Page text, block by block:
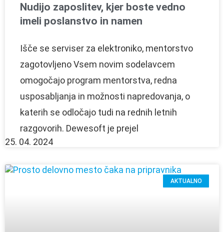
Nudijo zaposlitev, kjer boste vedno
imeli poslanstvo in namen
Išče se serviser za elektroniko, mentorstvo
zagotovljeno Vsem novim sodelavcem
omogočajo program mentorstva, redna
usposabljanja in možnosti napredovanja, o
katerih se odločajo tudi na rednih letnih
razgovorih. Dewesoft je prejel
25. 04. 2024
AKTUALNO